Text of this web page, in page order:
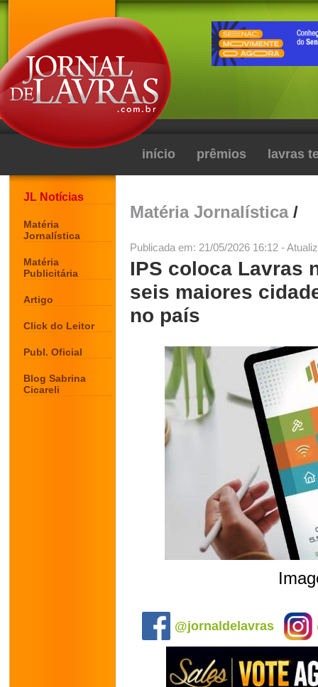
início prêmios lavras
JL Notícias
Matéria
Jornalística
Matéria
Publicitária
Artigo
Click do Leitor
Publ. Oficial
Blog Sabrina
Cicareli
Matéria Jornalística/
Publicada em: 21/05/2026 16:12 -
IPS coloca Lavras
seis maiores
no país
@jornaldelavras